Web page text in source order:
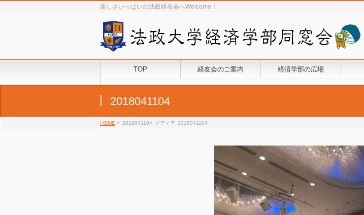
楽しさいっぱいの法政経友会へWelcome！
TOP 経友会のご案内 経済学部の広場
2018041104
HOME » 2018041104 メディア 2018041104